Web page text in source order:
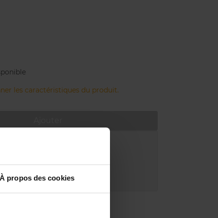
À propos des cookies
les caractéristiques du produit.
dans votre magasin
offert